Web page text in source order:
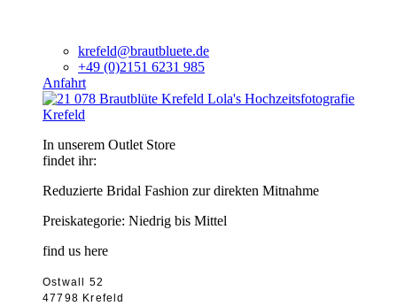
krefeld@brautbluete.de
+49 (0)2151 6231 985
Anfahrt
Krefeld
In unserem Outlet Store
findet ihr:
Reduzierte Bridal Fashion zur direkten Mitnahme
Preiskategorie: Niedrig bis Mittel
find us here
Ostwall 52
47798 Krefeld